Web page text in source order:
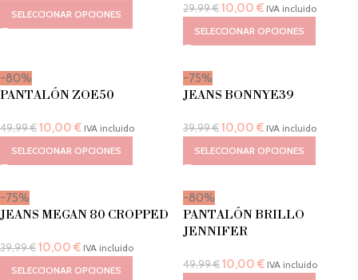
SELECCIONAR OPCIONES
29,99€10,00 € IVA incluido
SELECCIONAR OPCIONES
-80%
PANTALÓN ZOE50
49,99€10,00 € IVA incluido
SELECCIONAR OPCIONES
-75%
JEANS BONNYE39
39,99€10,00 € IVA incluido
SELECCIONAR OPCIONES
-75%
JEANS MEGAN 80 CROPPED
39,99€10,00 € IVA incluido
SELECCIONAR OPCIONES
-80%
PANTALÓN BRILLO
JENNIFER
49,99€10,00 € IVA incluido